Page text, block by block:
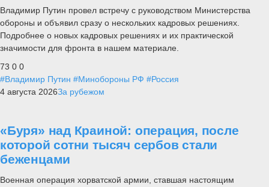
Владимир Путин провел встречу с руководством Министерства
обороны и объявил сразу о нескольких кадровых решениях.
Подробнее о новых кадровых решениях и их практической
значимости для фронта в нашем материале.
73 0 0
#Владимир Путин #Минобороны РФ #Россия
4 августа 2026За рубежом
«Буря» над Краиной: операция, после
которой сотни тысяч сербов стали
беженцами
Военная операция хорватской армии, ставшая настоящим